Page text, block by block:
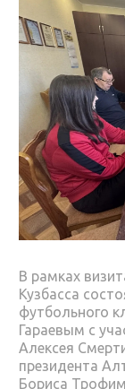
В рамках
Кузбасса
футбольного
Гараевым с
Алексея
президента
Бориса